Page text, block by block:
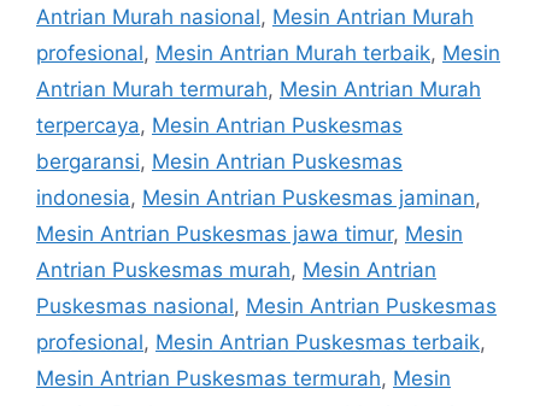
Antrian Murah nasional, Mesin Antrian Murah
profesional, Mesin Antrian Murah terbaik, Mesin
Antrian Murah termurah, Mesin Antrian Murah
terpercaya, Mesin Antrian Puskesmas
bergaransi, Mesin Antrian Puskesmas
indonesia, Mesin Antrian Puskesmas jaminan,
Mesin Antrian Puskesmas jawa timur, Mesin
Antrian Puskesmas murah, Mesin Antrian
Puskesmas nasional, Mesin Antrian Puskesmas
profesional, Mesin Antrian Puskesmas terbaik,
Mesin Antrian Puskesmas termurah, Mesin